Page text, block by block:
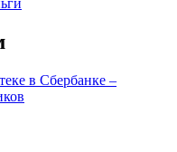
в Сбербанке –